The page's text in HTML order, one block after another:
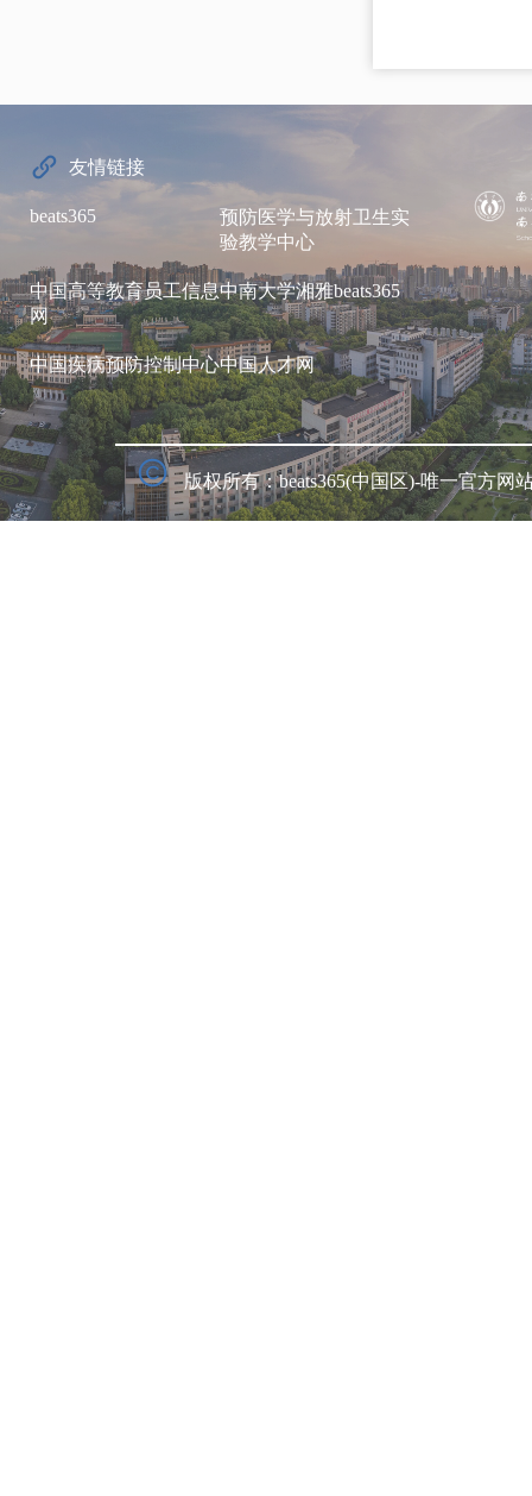
友情链接
beats365
预防医学与放射卫生实
验教学中心
中国高等教育员工信息
网
中南大学湘雅beats365
中国疾病预防控制中心中国人才网
版权所有：beats365(中国区)-唯一官方网